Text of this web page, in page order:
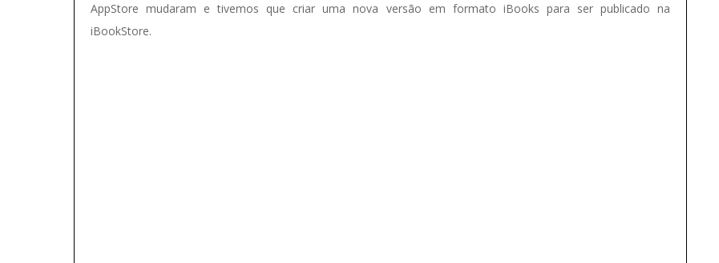
AppStore mudaram e tivemos que criar uma nova versão em formato iBooks para ser publicado na
iBookStore.